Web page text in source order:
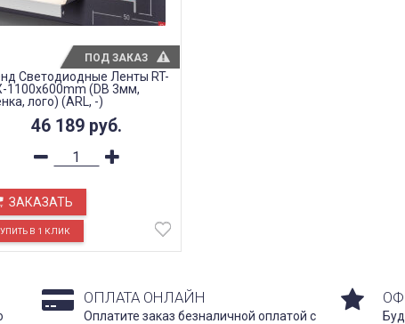
Светодиодные Ленты RT-
1100x600mm (DB 3мм,
лого) (ARL, -)
46 189 руб.
ЗАКАЗАТЬ
ПОД ЗАКАЗ
ОПЛАТА ОНЛАЙН
Оплатите заказ безналичной оплатой с